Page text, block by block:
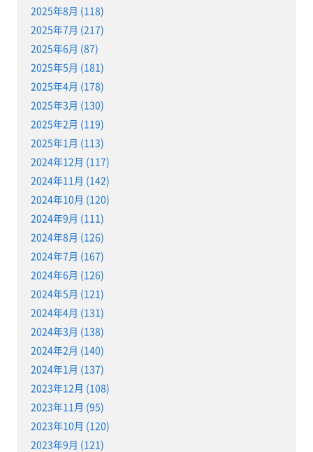
2025年8月 (118)
2025年7月 (217)
2025年6月 (87)
2025年5月 (181)
2025年4月 (178)
2025年3月 (130)
2025年2月 (119)
2025年1月 (113)
2024年12月 (117)
2024年11月 (142)
2024年10月 (120)
2024年9月 (111)
2024年8月 (126)
2024年7月 (167)
2024年6月 (126)
2024年5月 (121)
2024年4月 (131)
2024年3月 (138)
2024年2月 (140)
2024年1月 (137)
2023年12月 (108)
2023年11月 (95)
2023年10月 (120)
2023年9月 (121)